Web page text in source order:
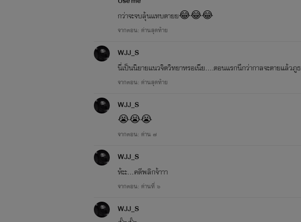
"ไอ้ภูแอ๊บนะครับ นั้นๆ หน้าแดงแล้ว" โฮมส์แซว
"ส้นตีนละ กูไม่ได้ชอบมัน" ภูธารรีบตอบกลับไปทันควันโ
"ใช่ที่มันคบกับกูก็เพราะพ่อแม่" ดูเหมือนสิ่งที่ภูธารโอดค
ยิ้มที่ฉาบไปด้วยความเศร้าหมอง
"เห้ยๆ อย่าเครียด ไปโว้ยออกจากที่นี้กันจะมาทะเลาะกันทั้
กว่าจะจบลุ้นเเทบตายย😂😂😂
จากตอน: ด่านสุดท้าย
WJJ_S
นี่เป็นนิยายเเนวจิตวิทยาหรอเนีย....ตอนเเรกนึกว่ากาลจะตายแ
จากตอน: ด่านสุดท้าย
WJJ_S
😭😭😭
จากตอน: ด่าน ๗
WJJ_S
ห้ะะ...คดีพลิกจ้าาา
จากตอน: ด่านที่ ๖
WJJ_S